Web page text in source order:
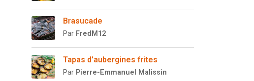
Brasucade
Par FredM12
Tapas d’aubergines frites
Par Pierre-Emmanuel Malissin